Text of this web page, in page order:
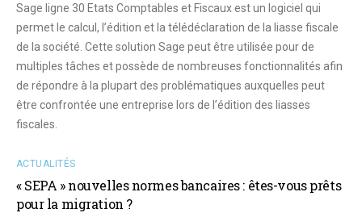
Sage ligne 30 Etats Comptables et Fiscaux est un logiciel qui
permet le calcul, l’édition et la télédéclaration de la liasse fiscale
de la société. Cette solution Sage peut être utilisée pour de
multiples tâches et possède de nombreuses fonctionnalités afin
de répondre à la plupart des problématiques auxquelles peut
être confrontée une entreprise lors de l’édition des liasses
fiscales.
ACTUALITÉS
« SEPA » nouvelles normes bancaires : êtes-vous prêts
pour la migration ?